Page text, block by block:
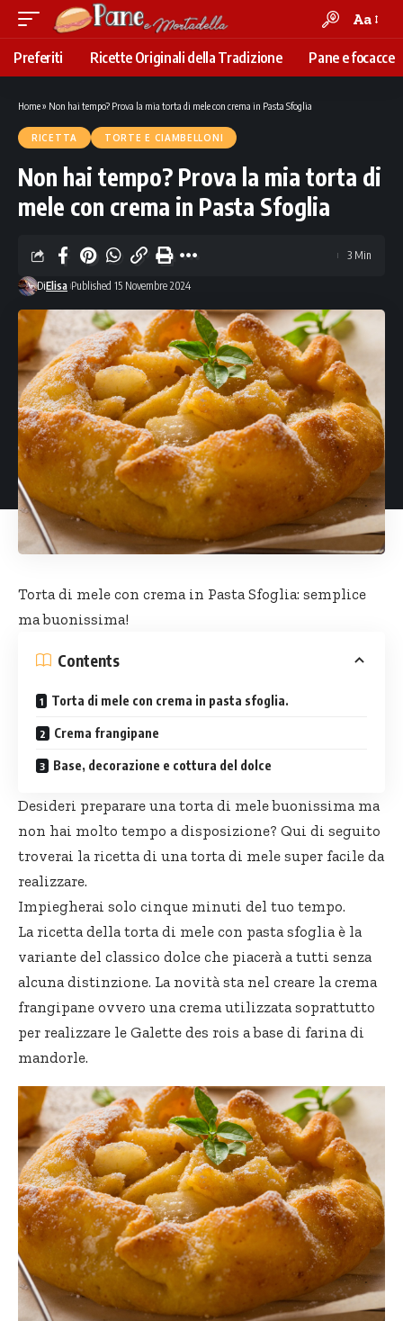
Font
Resizer
Aa
Preferiti Ricette Originali della Tradizione Pane e focacce
Home» Non hai tempo? Prova la mia torta di mele con crema in Pasta Sfoglia
RICETTA TORTE E CIAMBELLONI
Non hai tempo? Prova la mia torta di
mele con crema in Pasta Sfoglia
DiElisa Published 15 Novembre 2024
3 Min
Torta di mele con crema in Pasta Sfoglia: semplice
ma buonissima!
Contents
Torta di mele con crema in pasta sfoglia.
Crema frangipane
Base, decorazione e cottura del dolce
Desideri preparare una torta di mele buonissima ma
non hai molto tempo a disposizione? Qui di seguito
troverai la ricetta di una torta di mele super facile da
realizzare.
Impiegherai solo cinque minuti del tuo tempo.
La ricetta della torta di mele con pasta sfoglia è la
variante del classico dolce che piacerà a tutti senza
alcuna distinzione. La novità sta nel creare la crema
frangipane ovvero una crema utilizzata soprattutto
per realizzare le Galette des rois a base di farina di
mandorle.